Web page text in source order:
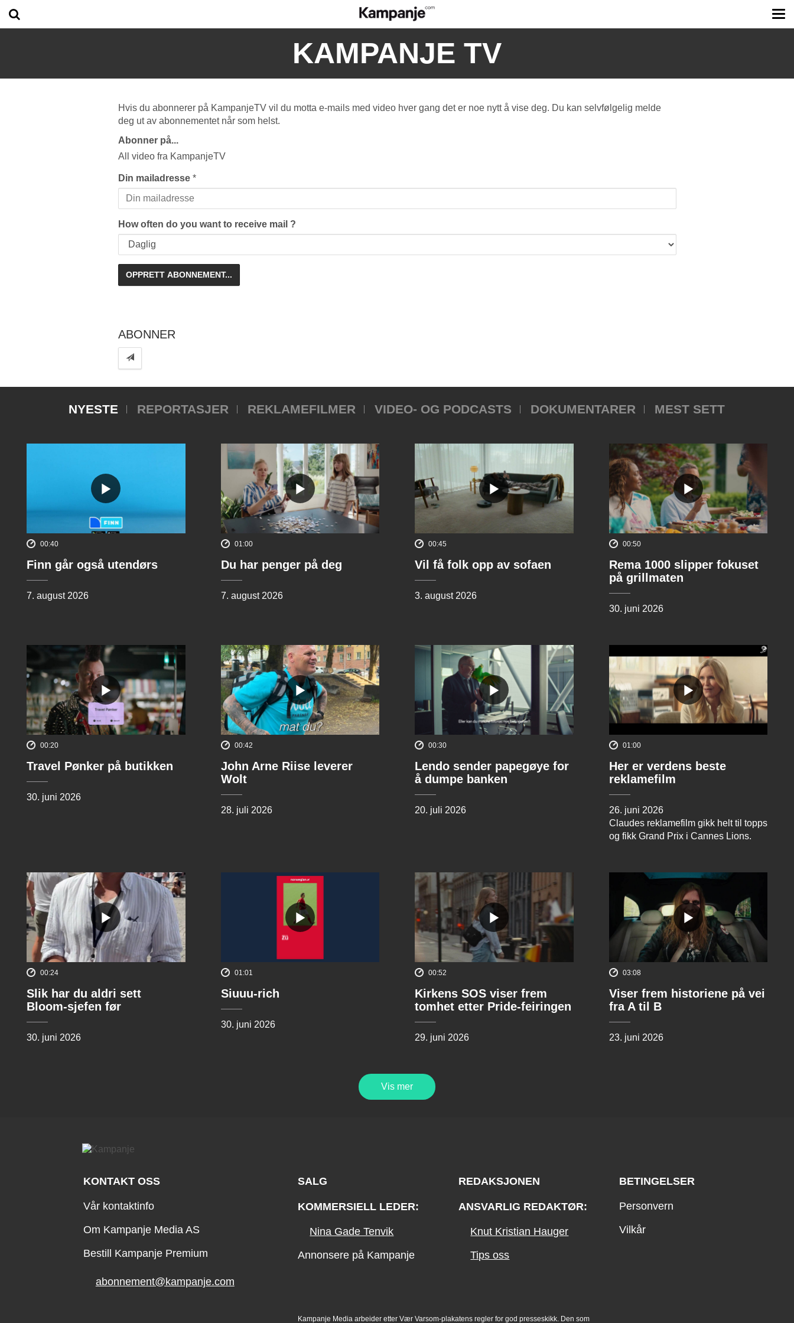
KAMPANJE TV
Hvis du abonnerer på KampanjeTV vil du motta e-mails med video hver gang det er noe nytt å vise deg. Du kan selvfølgelig melde
deg ut av abonnementet når som helst.
Abonner på...
All video fra KampanjeTV
Din mailadresse *
How often do you want to receive mail ?
ABONNER
NYESTE REPORTASJER REKLAMEFILMER VIDEO- OG PODCASTS DOKUMENTARER MEST SETT
00:40
Finn går også utendørs
7. august 2026
01:00
Du har penger på deg
7. august 2026
00:45
Vil få folk opp av sofaen
3. august 2026
00:50
Rema 1000 slipper fokuset
på grillmaten
30. juni 2026
00:20
Travel Pønker på butikken
30. juni 2026
00:42
John Arne Riise leverer
Wolt
28. juli 2026
00:30
Lendo sender papegøye for
å dumpe banken
20. juli 2026
01:00
Her er verdens beste
reklamefilm
26. juni 2026
Claudes reklamefilm gikk helt til topps
og fikk Grand Prix i Cannes Lions.
00:24
Slik har du aldri sett
Bloom-sjefen før
30. juni 2026
01:01
Siuuu-rich
30. juni 2026
00:52
Kirkens SOS viser frem
tomhet etter Pride-feiringen
29. juni 2026
03:08
Viser frem historiene på vei
fra A til B
23. juni 2026
Vis mer
KONTAKT OSS
Vår kontaktinfo
Om Kampanje Media AS
Bestill Kampanje Premium
abonnement@kampanje.com
SALG
KOMMERSIELL LEDER:
Nina Gade Tenvik
Annonsere på Kampanje
REDAKSJONEN
ANSVARLIG REDAKTØR:
Knut Kristian Hauger
Tips oss
BETINGELSER
Personvern
Vilkår
Kampanje Media arbeider etter Vær Varsom-plakatens regler for god presseskikk. Den som